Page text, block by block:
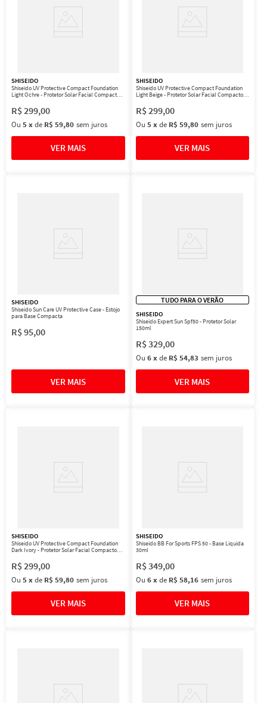
SHISEIDO
Shiseido UV Protective Compact Foundation
Light Ochre - Protetor Solar Facial Compacto
R$299,00
Ou 5xde R$ 59,80 sem juros
SHISEIDO
Shiseido UV Protective Compact Foundation
Light Beige - Protetor Solar Facial Compacto
R$299,00
Ou 5 xde R$ 59,80 sem juros
SHISEIDO
Shiseido Sun Care UV Protective Case - Estojo
para Base Compacta
R$95,00
TUDO PARA O VERÃO
SHISEIDO
Shiseido Expert Sun Spf50 - Protetor Solar
150ml
R$329,00
Ou 6 xde R$ 54,83 sem juros
SHISEIDO
Shiseido UV Protective Compact Foundation
Dark Ivory - Protetor Solar Facial Compacto
R$299,00
Ou 5xde R$ 59,80 sem juros
SHISEIDO
Shiseido BB For Sports FPS 50 - Base Líquida
30ml
R$349,00
Ou 6 xde R$ 58,16 sem juros